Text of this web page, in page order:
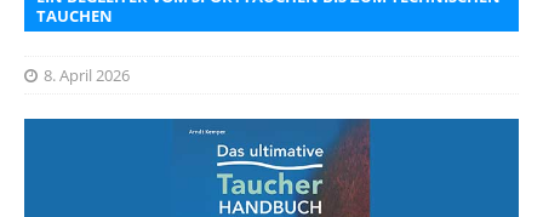
TAUCHEN
8. April 2026